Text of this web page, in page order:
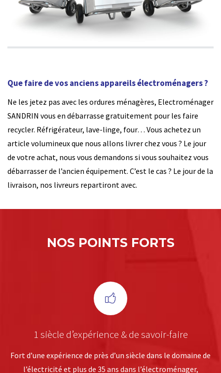
Que faire de vos anciens appareils électroménagers ?
Ne les jetez pas avec les ordures ménagères, Electroménager
SANDRIN vous en débarrasse gratuitement pour les faire
recycler. Réfrigérateur, lave-linge, four… Vous achetez un
article volumineux que nous allons livrer chez vous ? Le jour
de votre achat, nous vous demandons si vous souhaitez vous
débarrasser de l’ancien équipement. C’est le cas ? Le jour de la
livraison, nos livreurs repartiront avec.
NOS POINTS FORTS
1 siècle d’expérience & de savoir-faire
Fort d’une expérience de près d’un siècle dans le domaine de
l’électricité et plus de 35 ans dans l’électroménager,